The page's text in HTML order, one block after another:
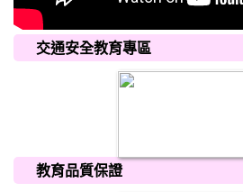
交通安全教育專區
教育品質保證